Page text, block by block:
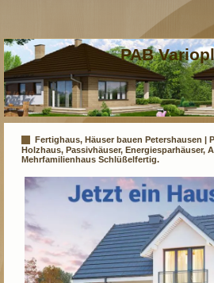
PAB
Fertighaus, Häuser bauen Petershausen |
Holzhaus, Passivhäuser, Energiesparhäuser,
Mehrfamilienhaus Schlüßelfertig.